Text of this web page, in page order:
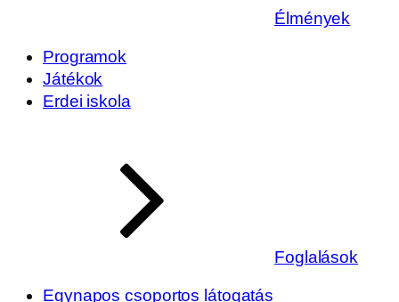
Élmények
Programok
Játékok
Erdei iskola
Foglalások
Egynapos csoportos látogatás